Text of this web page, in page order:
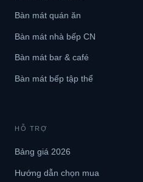
Bàn mát quán ăn
Bàn mát nhà bếp CN
Bàn mát bar & café
Bàn mát bếp tập thể
HỖ TRỢ
Bảng giá 2026
Hướng dẫn chọn mua